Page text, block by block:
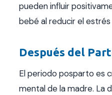
pueden influir
bebé al reducir el
Después del
El periodo posparto es
mental de la madre. La